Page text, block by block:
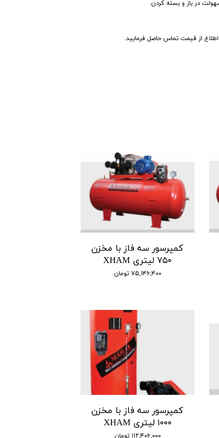
در باز و بسته کردن.
از قیمت تماس حاصل فرمایید.
کمپرسور سه فاز با مخزن
۷۵۰ لیتری XHAM
۷۵,۱۴۶,۴۰۰ تومان
کمپرسور سه فاز با مخزن
۱۰۰۰ لیتری XHAM
۱۱۲,۴۰۶,۰۰۰ تومان